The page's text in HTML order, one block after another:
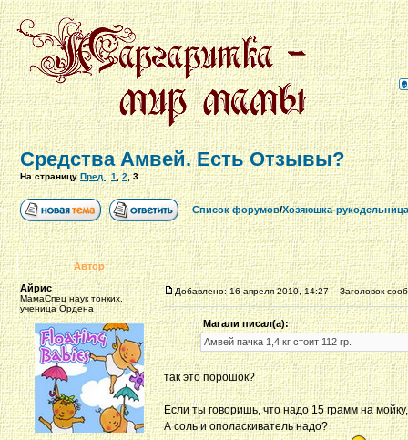
Средства Амвей. Есть Отзывы?
На страницуПред. 1,2,3
Список форумов/Хозяюшка-рукодельница
Автор
Айрис
МамаСпец наук тонких,
ученица Ордена
Добавлено: 16 апреля 2010, 14:27 Заголовок
Магали писал(а):
Амвей пачка 1,4 кг стоит 112 гр.
так это порошок?
Если ты говоришь, что надо 15 грамм на
А соль и ополаскиватель надо?